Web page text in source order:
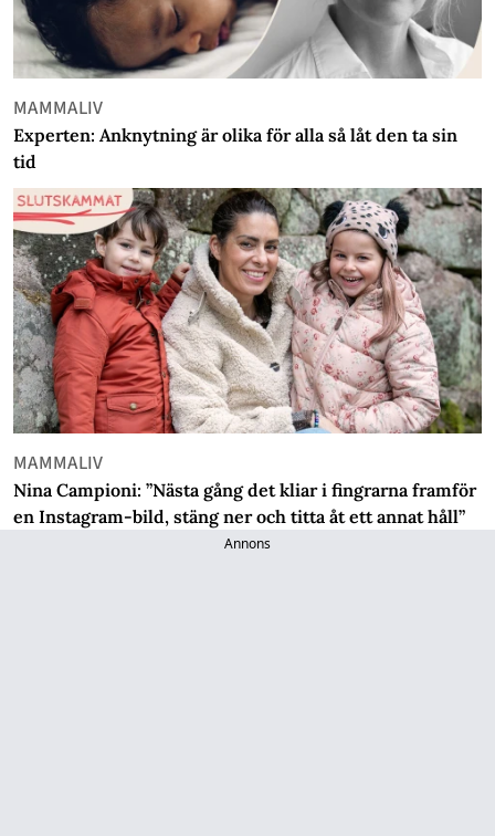
MAMMALIV
Experten: Anknytning är olika för alla så låt den ta sin
tid
MAMMALIV
Nina Campioni: ”Nästa gång det kliar i fingrarna framför
en Instagram-bild, stäng ner och titta åt ett annat håll”
Annons